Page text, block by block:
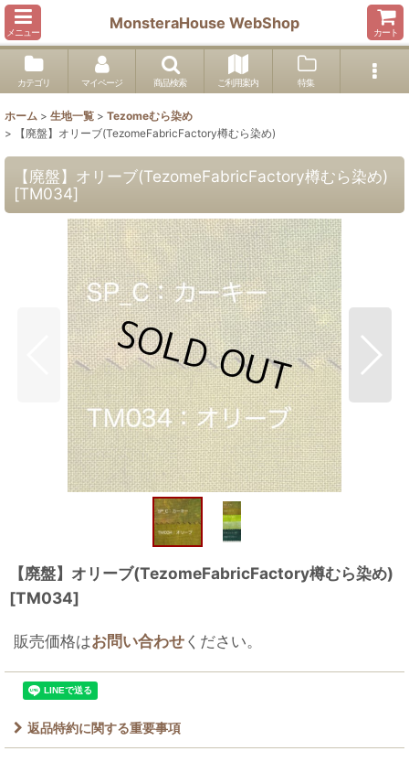
メニュー
MonsteraHouse WebShop
カート
カテゴリ マイページ 商品検索 ご利用案内 特集
ホーム > 生地一覧 > Tezomeむら染め
>
【廃盤】オリーブ(TezomeFabricFactory樽むら染め)
【廃盤】オリーブ(TezomeFabricFactory樽むら染め)
[TM034]
【廃盤】オリーブ(TezomeFabricFactory樽むら染め)
[TM034]
販売価格はお問い合わせください。
返品特約に関する重要事項